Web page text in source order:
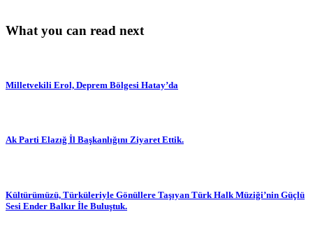
What you can read next
Milletvekili Erol, Deprem Bölgesi Hatay’da
Ak Parti Elazığ İl Başkanlığını Ziyaret Ettik.
Kültürümüzü, Türküleriyle Gönüllere Taşıyan Türk Halk Müziği’nin Güçlü
Sesi Ender Balkır İle Buluştuk.